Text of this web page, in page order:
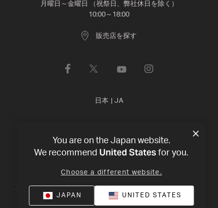
月曜日～金曜日 （祝祭日、弊社休日を除く）
10:00～18:00
販売店を探す
日本 JA
Harman
International Industries, Incorporated 無断転載を禁じます。
You are on the Japan website.
We recommend United States for you.
Choose a different website.
JAPAN UNITED STATES